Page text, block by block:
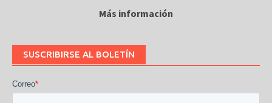
Más información
SUSCRIBIRSE AL BOLETÍN